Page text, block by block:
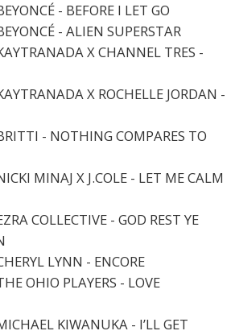
- BEFORE I LET GO
- ALIEN SUPERSTAR
X CHANNEL TRES -
X ROCHELLE JORDAN -
- NOTHING COMPARES TO
MINAJ X J.COLE - LET ME CALM
COLLECTIVE - GOD REST YE
LYNN - ENCORE
OHIO PLAYERS - LOVE
KIWANUKA - I’LL GET